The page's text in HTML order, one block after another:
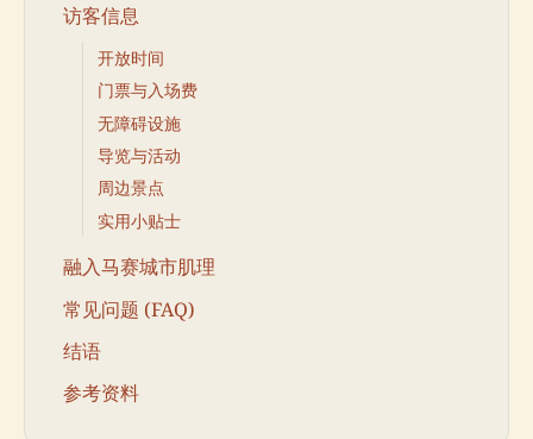
访客信息
开放时间
门票与入场费
无障碍设施
导览与活动
周边景点
实用小贴士
融入马赛城市肌理
常见问题 (FAQ)
结语
参考资料